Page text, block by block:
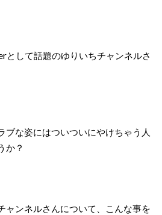
として話題のゆりいちチャンネルさ
ブな姿にはついついにやけちゃう人
か？
ャンネルさんについて、こんな事を